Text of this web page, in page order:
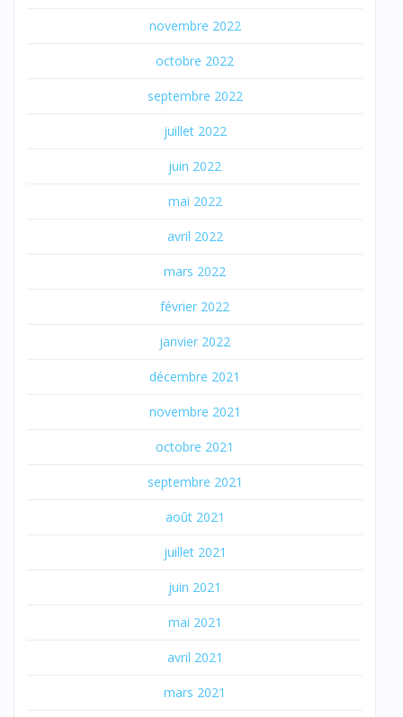
novembre 2022
octobre 2022
septembre 2022
juillet 2022
juin 2022
mai 2022
avril 2022
mars 2022
février 2022
janvier 2022
décembre 2021
novembre 2021
octobre 2021
septembre 2021
août 2021
juillet 2021
juin 2021
mai 2021
avril 2021
mars 2021